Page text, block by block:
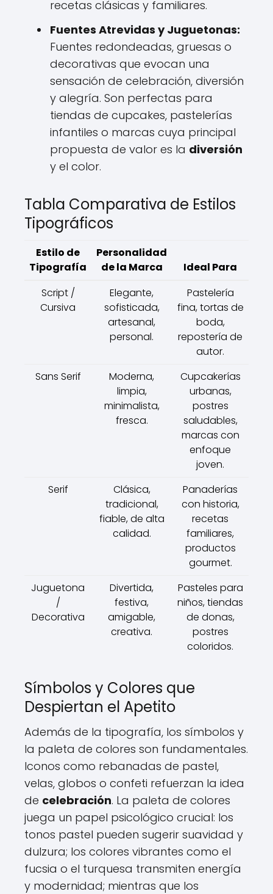
recetas clásicas y familiares.
Fuentes Atrevidas y Juguetonas:
Fuentes redondeadas, gruesas o
decorativas que evocan una
sensación de celebración, diversión
y alegría. Son perfectas para
tiendas de cupcakes, pastelerías
infantiles o marcas cuya principal
propuesta de valor es la diversión
y el color.
Tabla Comparativa de Estilos
Tipográficos
Estilo de
Tipografía
Personalidad
de la Marca
Ideal Para
Script /
Cursiva
Elegante,
sofisticada,
artesanal,
personal.
Pastelería
fina, tortas de
boda,
repostería de
autor.
Sans Serif
Moderna,
limpia,
minimalista,
fresca.
Cupcakerías
urbanas,
postres
saludables,
marcas con
enfoque
joven.
Serif
Clásica,
tradicional,
fiable, de alta
calidad.
Panaderías
con historia,
recetas
familiares,
productos
gourmet.
Juguetona
/
Decorativa
Divertida,
festiva,
amigable,
creativa.
Pasteles para
niños, tiendas
de donas,
postres
coloridos.
Símbolos y Colores que
Despiertan el Apetito
Además de la tipografía, los símbolos y
la paleta de colores son fundamentales.
Iconos como rebanadas de pastel,
velas, globos o confeti refuerzan la idea
de celebración. La paleta de colores
juega un papel psicológico crucial: los
tonos pastel pueden sugerir suavidad y
dulzura; los colores vibrantes como el
fucsia o el turquesa transmiten energía
y modernidad; mientras que los